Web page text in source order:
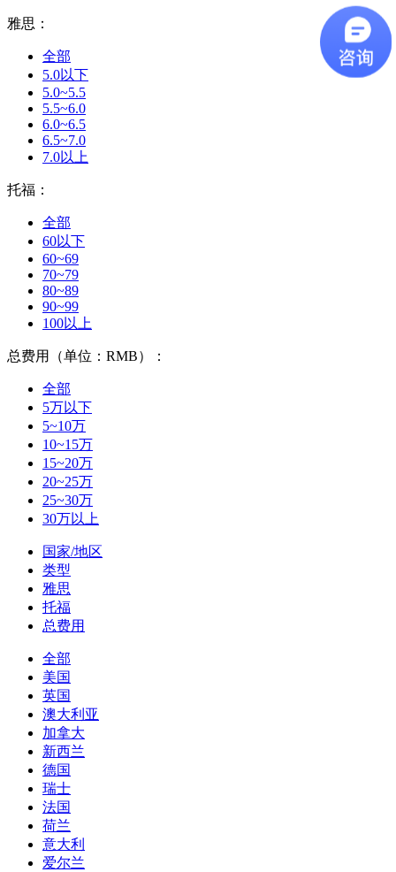
雅思：
全部
5.0以下
5.0~5.5
5.5~6.0
6.0~6.5
6.5~7.0
7.0以上
托福：
全部
60以下
60~69
70~79
80~89
90~99
100以上
总费用（单位：RMB）：
全部
5万以下
5~10万
10~15万
15~20万
20~25万
25~30万
30万以上
国家/地区
类型
雅思
托福
总费用
全部
美国
英国
澳大利亚
加拿大
新西兰
德国
瑞士
法国
荷兰
意大利
爱尔兰